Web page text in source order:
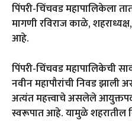
पिंपरी-चिंचवड महापालिकेला
मागणी रविराज काळे,
आहे.
पिंपरी-चिंचवड महापालिकेची
नवीन महापौरांची निवड झाली
अत्यंत महत्त्वाचे असलेले आयुक्तपद
स्वरूपात आहे. यामुळे शहरातील